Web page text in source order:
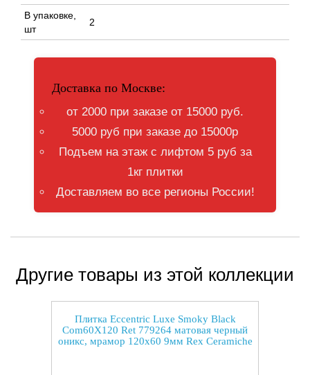
В упаковке,
шт
2
Доставка по Москве:
от 2000 при заказе от 15000 руб.
5000 руб при заказе до 15000р
Подъем на этаж с лифтом 5 руб за
1кг плитки
Доставляем во все регионы России!
Другие товары из этой коллекции
Плитка Eccentric Luxe Smoky Black
Com60X120 Ret 779264 матовая черный
оникс, мрамор 120x60 9мм Rex Ceramiche